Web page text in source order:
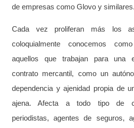
de empresas como Glovo y similares.
Cada vez proliferan más los
coloquialmente conocemos
aquellos que trabajan para una
contrato mercantil, como un
dependencia y ajenidad propia de
ajena. Afecta a todo tipo de
periodistas, agentes de seguros,